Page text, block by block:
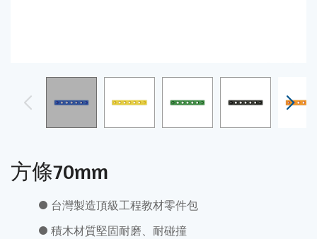
方條70mm
台灣製造頂級工程教材零件包
積木材質堅固耐磨、耐碰撞